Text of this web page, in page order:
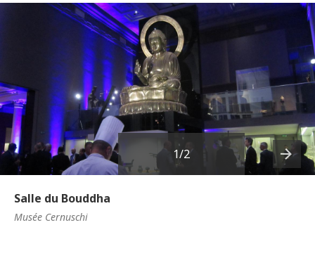
Salle du Bouddha
Musée Cernuschi
1/2
Next